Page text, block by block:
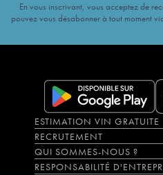
En vous inscrivant, vous acceptez de
pouvez vous désabonner à tout moment
ESTIMATION VIN GRATUITE
RECRUTEMENT
QUI SOMMES-NOUS ?
RESPONSABILITÉ